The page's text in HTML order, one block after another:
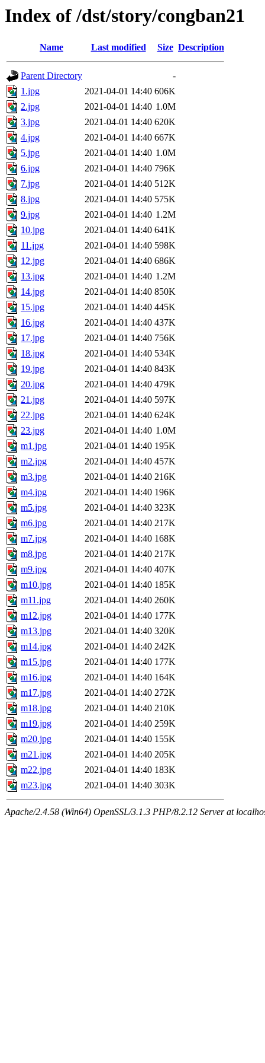
Index of /dst/story/congban21
Name Last modified Size Description
Parent Directory
-
1.jpg
2021-04-01 14:40 606K
2.jpg
2021-04-01 14:40 1.0M
3.jpg
2021-04-01 14:40 620K
4.jpg
2021-04-01 14:40 667K
5.jpg
2021-04-01 14:40 1.0M
6.jpg
2021-04-01 14:40 796K
7.jpg
2021-04-01 14:40 512K
8.jpg
2021-04-01 14:40 575K
9.jpg
2021-04-01 14:40 1.2M
10.jpg
2021-04-01 14:40 641K
11.jpg
2021-04-01 14:40 598K
12.jpg
2021-04-01 14:40 686K
13.jpg
2021-04-01 14:40 1.2M
14.jpg
2021-04-01 14:40 850K
15.jpg
2021-04-01 14:40 445K
16.jpg
2021-04-01 14:40 437K
17.jpg
2021-04-01 14:40 756K
18.jpg
2021-04-01 14:40 534K
19.jpg
2021-04-01 14:40 843K
20.jpg
2021-04-01 14:40 479K
21.jpg
2021-04-01 14:40 597K
22.jpg
2021-04-01 14:40 624K
23.jpg
2021-04-01 14:40 1.0M
m1.jpg
2021-04-01 14:40 195K
m2.jpg
2021-04-01 14:40 457K
m3.jpg
2021-04-01 14:40 216K
m4.jpg
2021-04-01 14:40 196K
m5.jpg
2021-04-01 14:40 323K
m6.jpg
2021-04-01 14:40 217K
m7.jpg
2021-04-01 14:40 168K
m8.jpg
2021-04-01 14:40 217K
m9.jpg
2021-04-01 14:40 407K
m10.jpg
2021-04-01 14:40 185K
m11.jpg
2021-04-01 14:40 260K
m12.jpg
2021-04-01 14:40 177K
m13.jpg
2021-04-01 14:40 320K
m14.jpg
2021-04-01 14:40 242K
m15.jpg
2021-04-01 14:40 177K
m16.jpg
2021-04-01 14:40 164K
m17.jpg
2021-04-01 14:40 272K
m18.jpg
2021-04-01 14:40 210K
m19.jpg
2021-04-01 14:40 259K
m20.jpg
2021-04-01 14:40 155K
m21.jpg
2021-04-01 14:40 205K
m22.jpg
2021-04-01 14:40 183K
m23.jpg
2021-04-01 14:40 303K
Apache/2.4.58 (Win64) OpenSSL/3.1.3 PHP/8.2.12 Server at